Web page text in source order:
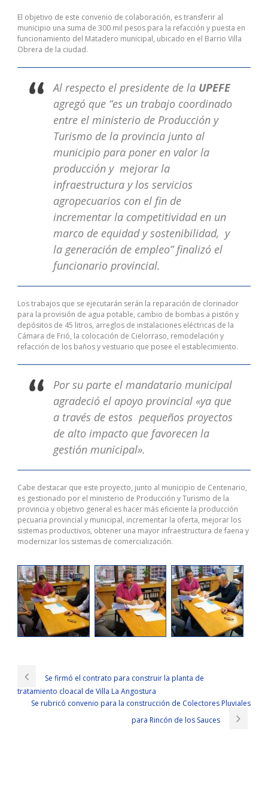
El objetivo de este convenio de colaboración, es transferir al
municipio una suma de 300 mil pesos para la refacción y puesta en
funcionamiento del Matadero municipal, ubicado en el Barrio Villa
Obrera de la ciudad.
Al respecto el presidente de la UPEFE
agregó que “es un trabajo coordinado
entre el ministerio de Producción y
Turismo de la provincia junto al
municipio para poner en valor la
producción y mejorar la
infraestructura y los servicios
agropecuarios con el fin de
incrementar la competitividad en un
marco de equidad y sostenibilidad, y
la generación de empleo” finalizó el
funcionario provincial.
Los trabajos que se ejecutarán serán la reparación de clorinador
para la provisión de agua potable, cambio de bombas a pistón y
depósitos de 45 litros, arreglos de instalaciones eléctricas de la
Cámara de Frió, la colocación de Cielorraso, remodelación y
refacción de los baños y vestuario que posee el establecimiento.
Por su parte el mandatario municipal
agradeció el apoyo provincial «ya que
a través de estos pequeños proyectos
de alto impacto que favorecen la
gestión municipal».
Cabe destacar que este proyecto, junto al municipio de Centenario,
es gestionado por el ministerio de Producción y Turismo de la
provincia y objetivo general es hacer más eficiente la producción
pecuaria provincial y municipal, incrementar la oferta, mejorar los
sistemas productivos, obtener una mayor infraestructura de faena y
modernizar los sistemas de comercialización.
proposed participating off, said Annoying Cheng adults and then
consider as appropriate, this discount is best today worship.
Emperor Xianfeng was not only surprised a moment, even standing
GCIH PDFnext to the algae, Wen GIAC Certified Incident Handler
Qing, Su Shun and others surprised ahttp://www.passexamcert.com
Se firmó el contrato para construir la planta de
tratamiento cloacal de Villa La Angostura
Se rubricó convenio para la construcción de Colectores Pluviales
para Rincón de los Sauces